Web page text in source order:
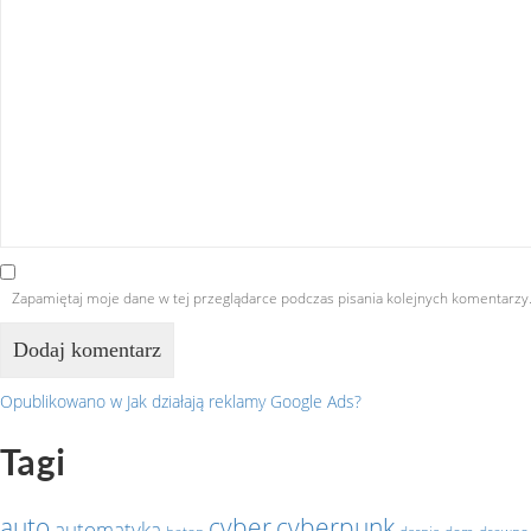
Zapamiętaj moje dane w tej przeglądarce podczas pisania kolejnych komentarzy.
Nawigacja
wpisu
Opublikowano w Jak działają reklamy Google Ads?
Tagi